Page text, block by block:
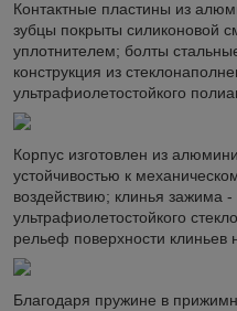
Контактные пластины из
зубцы покрыты силиконовой
уплотнителем; болты
конструкция из
ультрафиолетостойкого
Корпус изготовлен из
устойчивостью к
воздействию; клинья зажима -
ультрафиолетостойкого
рельеф поверхности клиньев
Благодаря пружине в